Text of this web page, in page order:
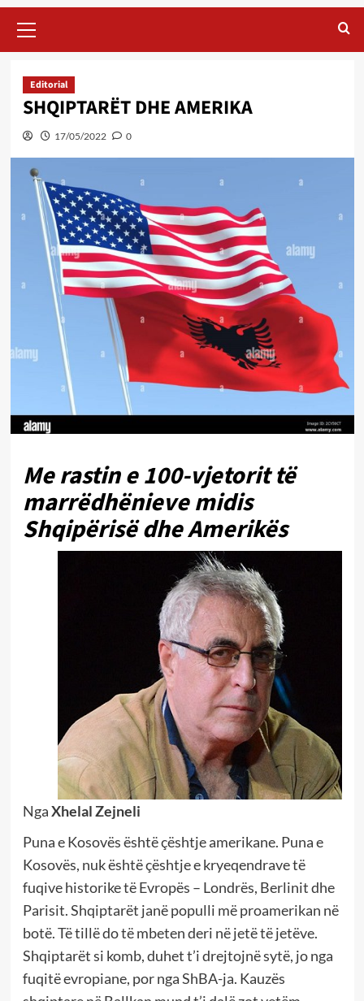
Menu
Editorial
SHQIPTARËT DHE AMERIKA
17/05/2022 0
Me rastin e 100-vjetorit të
marrëdhënieve midis
Shqipërisë dhe Amerikës
NgaXhelal Zejneli
Puna e Kosovës është çështje amerikane. Puna e
Kosovës, nuk është çështje e kryeqendrave të
fuqive historike të Evropës – Londrës, Berlinit dhe
Parisit. Shqiptarët janë populli më proamerikan në
botë. Të tillë do të mbeten deri në jetë të jetëve.
Shqiptarët si komb, duhet t’i drejtojnë sytë, jo nga
fuqitë evropiane, por nga ShBA-ja. Kauzës